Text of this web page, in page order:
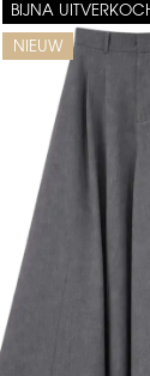
BIJNA
NIEUW